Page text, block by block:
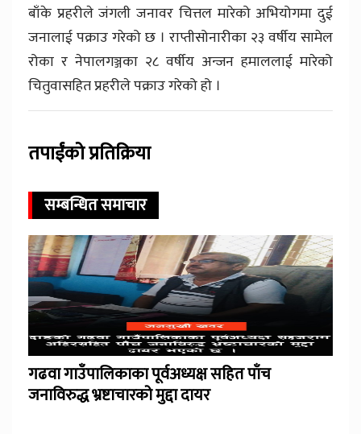
बाँके प्रहरीले जंगली जनावर चित्तल मारेको अभियोगमा दुई
जनालाई पक्राउ गरेको छ । राप्तीसोनारीका २३ वर्षीय सामेल
रोका र नेपालगञ्जका २८ वर्षीय अन्जन हमाललाई मारेको
चितुवासहित प्रहरीले पक्राउ गरेको हो ।
तपाईंको प्रतिक्रिया
सम्बन्धित समाचार
गढवा गाउँपालिकाका पूर्वअध्यक्ष सहित पाँच
जनाविरुद्ध भ्रष्टाचारको मुद्दा दायर